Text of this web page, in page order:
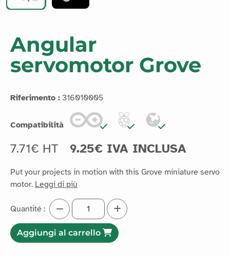
Angular
servomotor Grove
Riferimento : 316010005
Compatibilità
7.71€ HT 9.25€ IVA INCLUSA
Put your projects in motion with this Grove miniature servo
motor. Leggi di più
Quantité :
Aggiungi al carrello